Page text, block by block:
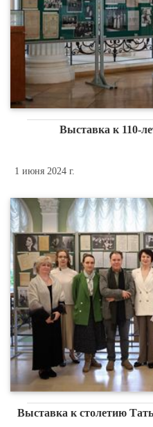
Выставка к 110-
1 июня 2024 г.
Выставка к столетию